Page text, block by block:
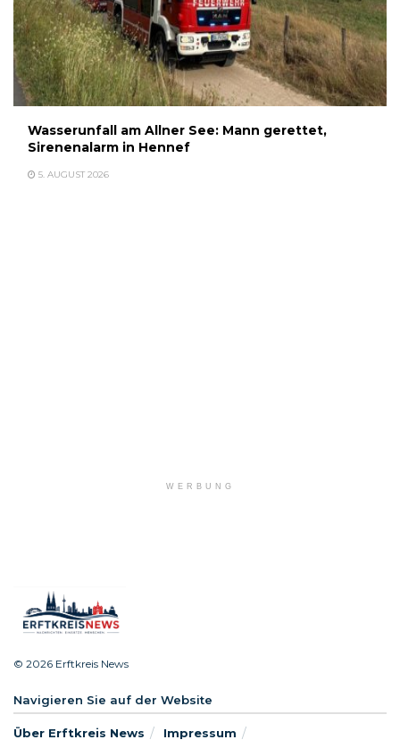
Wasserunfall am Allner See: Mann gerettet,
Sirenenalarm in Hennef
5. AUGUST 2026
WERBUNG
© 2026 Erftkreis News
Navigieren Sie auf der Website
Über Erftkreis News Impressum